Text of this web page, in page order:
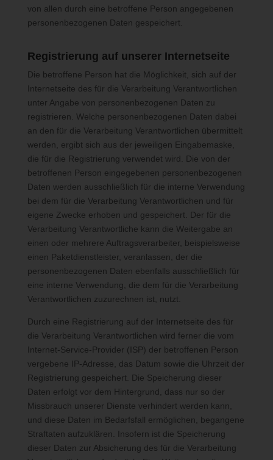
von allen durch eine betroffene Person angegebenen
personenbezogenen Daten gespeichert.
Registrierung auf unserer Internetseite
Die betroffene Person hat die Möglichkeit, sich auf der
Internetseite des für die Verarbeitung Verantwortlichen
unter Angabe von personenbezogenen Daten zu
registrieren. Welche personenbezogenen Daten dabei
an den für die Verarbeitung Verantwortlichen übermittelt
werden, ergibt sich aus der jeweiligen Eingabemaske,
die für die Registrierung verwendet wird. Die von der
betroffenen Person eingegebenen personenbezogenen
Daten werden ausschließlich für die interne Verwendung
bei dem für die Verarbeitung Verantwortlichen und für
eigene Zwecke erhoben und gespeichert. Der für die
Verarbeitung Verantwortliche kann die Weitergabe an
einen oder mehrere Auftragsverarbeiter, beispielsweise
einen Paketdienstleister, veranlassen, der die
personenbezogenen Daten ebenfalls ausschließlich für
eine interne Verwendung, die dem für die Verarbeitung
Verantwortlichen zuzurechnen ist, nutzt.
Durch eine Registrierung auf der Internetseite des für
die Verarbeitung Verantwortlichen wird ferner die vom
Internet-Service-Provider (ISP) der betroffenen Person
vergebene IP-Adresse, das Datum sowie die Uhrzeit der
Registrierung gespeichert. Die Speicherung dieser
Daten erfolgt vor dem Hintergrund, dass nur so der
Missbrauch unserer Dienste verhindert werden kann,
und diese Daten im Bedarfsfall ermöglichen, begangene
Straftaten aufzuklären. Insofern ist die Speicherung
dieser Daten zur Absicherung des für die Verarbeitung
Der für die Verarbeitung Verantwortliche erteilt jeder betroffenen
gespeichert sind. Ferner berichtigt oder löscht der für die
Verarbeitung Verantwortliche personenbezogene Daten auf
Wunsch oder Hinweis der betroffenen Person, soweit dem keine
gesetzlichen Aufbewahrungspflichten entgegenstehen. Die
Gesamtheit der Mitarbeiter des für die Verarbeitung
Verantwortlichen stehen der betroffenen Person in diesem
Zusammenhang als Ansprechpartner zur Verfügung.
Kontaktmöglichkeit über die Internetseite
Die Internetseite enthält aufgrund von gesetzlichen Vorschriften
Angaben, die eine schnelle elektronische Kontaktaufnahme zu
unserem Unternehmen sowie eine unmittelbare Kommunikation
mit uns ermöglichen, was ebenfalls eine allgemeine Adresse der
sogenannten elektronischen Post (E-Mail-Adresse) umfasst.
Sofern eine betroffene Person per E-Mail oder über ein
Kontaktformular den Kontakt mit dem für die Verarbeitung
Verantwortlichen aufnimmt, werden die von der betroffenen
gespeichert. Solche auf freiwilliger Basis von einer betroffenen
Person an den für die Verarbeitung Verantwortlichen
übermittelten personenbezogenen Daten werden für Zwecke
der Bearbeitung oder der Kontaktaufnahme zur betroffenen
Person gespeichert. Es erfolgt keine Weitergabe dieser
personenbezogenen Daten an Dritte.
Kommentarfunktion im Blog auf der
Internetseite